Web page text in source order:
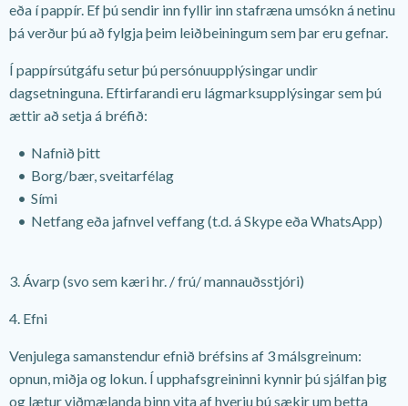
eða í pappír. Ef þú sendir inn fyllir inn stafræna umsókn á netinu
þá verður þú að fylgja þeim leiðbeiningum sem þar eru gefnar.
Í pappírsútgáfu setur þú persónuupplýsingar undir
dagsetninguna. Eftirfarandi eru lágmarksupplýsingar sem þú
ættir að setja á bréfið:
Nafnið þitt
Borg/bær, sveitarfélag
Sími
Netfang eða jafnvel veffang (t.d. á Skype eða WhatsApp)
3. Ávarp (svo sem kæri hr. / frú/ mannauðsstjóri)
4. Efni
Venjulega samanstendur efnið bréfsins af 3 málsgreinum:
opnun, miðja og lokun. Í upphafsgreininni kynnir þú sjálfan þig
og lætur viðmælanda þinn vita af hverju þú sækir um þetta